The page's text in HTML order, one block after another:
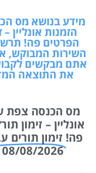
מידע בנושא מס
הזמנות אונליין
הפרטים פה!
השירות המבוקש,
אתם מבקשים
את התוצאה
מס הכנסה צפת
אונליין – זימון
פה! זימון תורים
08/08/2026 15:50 שמחנו לעזור!